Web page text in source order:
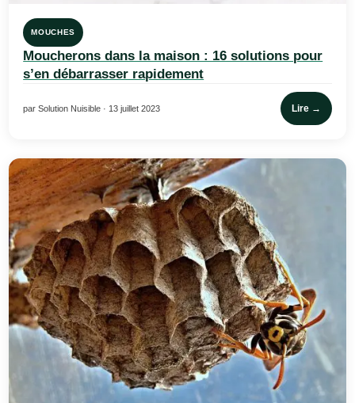
MOUCHES
Moucherons dans la maison : 16 solutions pour
s’en débarrasser rapidement
par Solution Nuisible · 13 juillet 2023 Lire →